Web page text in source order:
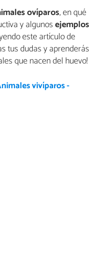
ovíparos, en qué
y algunosejemplos
este artículo de
tus dudas y aprenderás
que nacen del huevo!
vivíparos -